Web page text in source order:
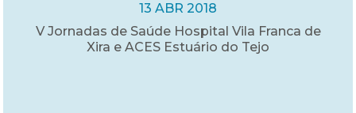
13 ABR 2018
V Jornadas de Saúde Hospital Vila Franca de
Xira e ACES Estuário do Tejo